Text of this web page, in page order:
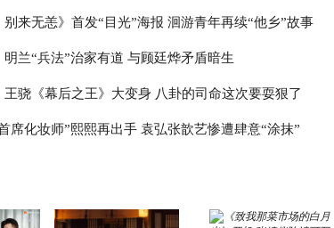
别来无恙》首发“目光”海报 洄游青年再续“他乡”故事
明兰“兵法”治家有道 与顾廷烨矛盾暗生
王骁《幕后之王》大变身 八卦的司命这次要耍狠了
席化妆师”熙熙再出手 袁弘张歆艺惨遭肆意“涂抹”